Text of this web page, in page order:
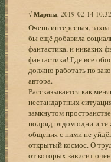
√Марина , 2019-02-14
Очень интересная,
бы ещё добавила
фантастика, и никаких
фантастика! Где все
должно работать по
автора.
Рассказывается как
нестандартных
замкнутом
подряд рядом одни и
общения с ними не
открытый космос. О
от которых зависит